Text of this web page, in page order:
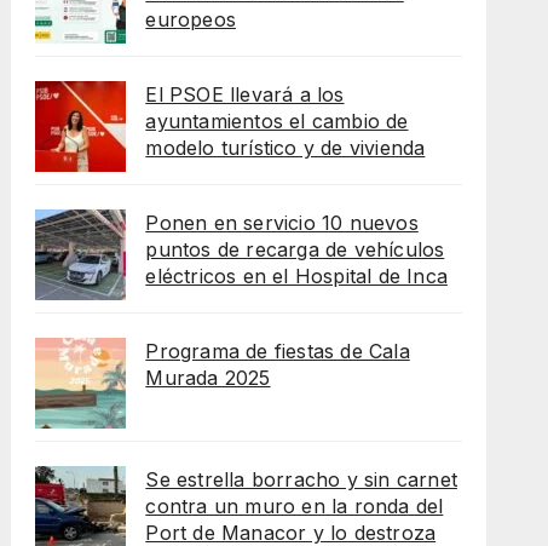
europeos
El PSOE llevará a los
ayuntamientos el cambio de
modelo turístico y de vivienda
Ponen en servicio 10 nuevos
puntos de recarga de vehículos
eléctricos en el Hospital de Inca
Programa de fiestas de Cala
Murada 2025
Se estrella borracho y sin carnet
contra un muro en la ronda del
Port de Manacor y lo destroza